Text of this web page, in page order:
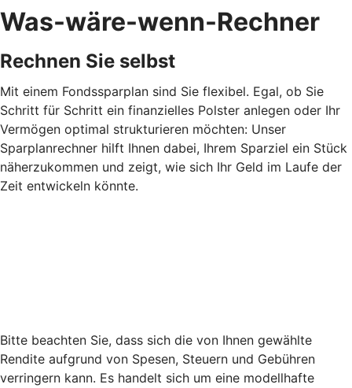
Was-wäre-wenn-Rechner
Rechnen Sie selbst
Mit einem Fondssparplan sind Sie flexibel. Egal, ob Sie
Schritt für Schritt ein finanzielles Polster anlegen oder Ihr
Vermögen optimal strukturieren möchten: Unser
Sparplanrechner hilft Ihnen dabei, Ihrem Sparziel ein Stück
näherzukommen und zeigt, wie sich Ihr Geld im Laufe der
Zeit entwickeln könnte.
Bitte beachten Sie, dass sich die von Ihnen gewählte
Rendite aufgrund von Spesen, Steuern und Gebühren
verringern kann. Es handelt sich um eine modellhafte